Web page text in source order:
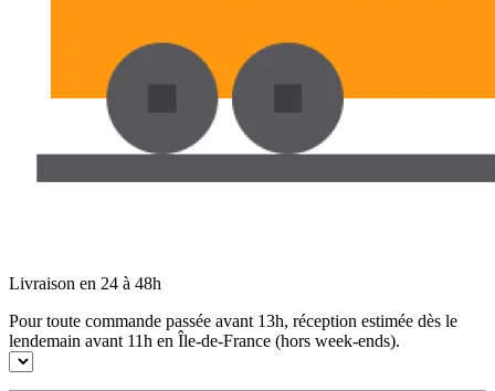
Livraison en 24 à 48h
Pour toute commande passée avant 13h, réception estimée dès le
lendemain avant 11h en Île-de-France (hors week-ends).